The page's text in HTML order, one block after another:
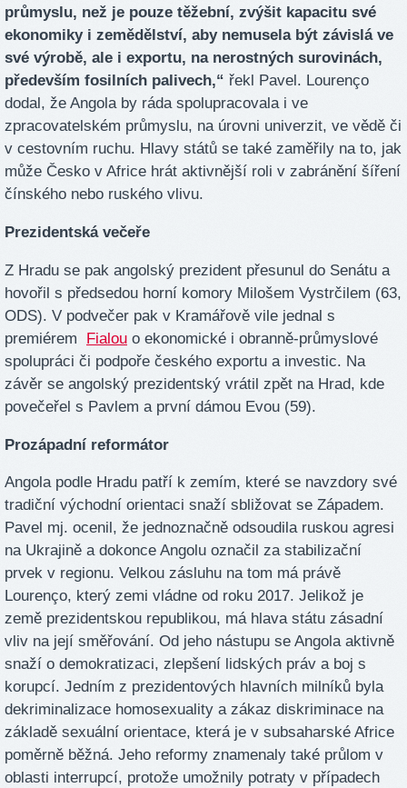
průmyslu, než je pouze těžební, zvýšit kapacitu své
ekonomiky i zemědělství, aby nemusela být závislá ve
své výrobě, ale i exportu, na nerostných surovinách,
především fosilních palivech,“ řekl Pavel. Lourenço
dodal, že Angola by ráda spolupracovala i ve
zpracovatelském průmyslu, na úrovni univerzit, ve vědě či
v cestovním ruchu. Hlavy států se také zaměřily na to, jak
může Česko v Africe hrát aktivnější roli v zabránění šíření
čínského nebo ruského vlivu.
Prezidentská večeře
Z Hradu se pak angolský prezident přesunul do Senátu a
hovořil s předsedou horní komory Milošem Vystrčilem (63,
ODS). V podvečer pak v Kramářově vile jednal s
premiérem Fialou o ekonomické i obranně-průmyslové
spolupráci či podpoře českého exportu a investic. Na
závěr se angolský prezidentský vrátil zpět na Hrad, kde
povečeřel s Pavlem a první dámou Evou (59).
Prozápadní reformátor
Angola podle Hradu patří k zemím, které se navzdory své
tradiční východní orientaci snaží sbližovat se Západem.
Pavel mj. ocenil, že jednoznačně odsoudila ruskou agresi
na Ukrajině a dokonce Angolu označil za stabilizační
prvek v regionu. Velkou zásluhu na tom má právě
Lourenço, který zemi vládne od roku 2017. Jelikož je
země prezidentskou republikou, má hlava státu zásadní
vliv na její směřování. Od jeho nástupu se Angola aktivně
snaží o demokratizaci, zlepšení lidských práv a boj s
korupcí. Jedním z prezidentových hlavních milníků byla
dekriminalizace homosexuality a zákaz diskriminace na
základě sexuální orientace, která je v subsaharské Africe
poměrně běžná. Jeho reformy znamenaly také průlom v
oblasti interrupcí, protože umožnily potraty v případech